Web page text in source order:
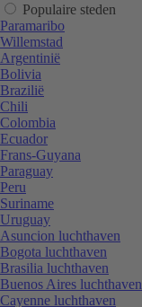
Populaire steden
Paramaribo
Willemstad
Argentinië
Bolivia
Brazilië
Chili
Colombia
Ecuador
Frans-Guyana
Paraguay
Peru
Suriname
Uruguay
Asuncion luchthaven
Bogota luchthaven
Brasilia luchthaven
Buenos Aires luchthaven
Cayenne luchthaven